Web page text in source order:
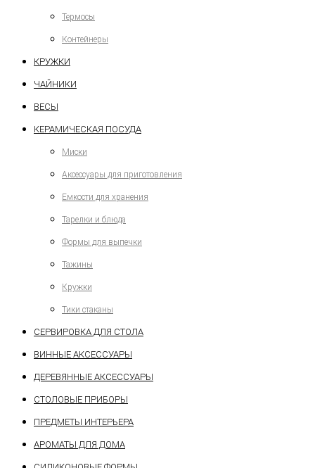
Термосы
Контейнеры
КРУЖКИ
ЧАЙНИКИ
ВЕСЫ
КЕРАМИЧЕСКАЯ ПОСУДА
Миски
Аксессуары для приготовления
Емкости для хранения
Тарелки и блюда
Формы для выпечки
Тажины
Кружки
Тики стаканы
СЕРВИРОВКА ДЛЯ СТОЛА
ВИННЫЕ АКСЕССУАРЫ
ДЕРЕВЯННЫЕ АКСЕССУАРЫ
СТОЛОВЫЕ ПРИБОРЫ
ПРЕДМЕТЫ ИНТЕРЬЕРА
АРОМАТЫ ДЛЯ ДОМА